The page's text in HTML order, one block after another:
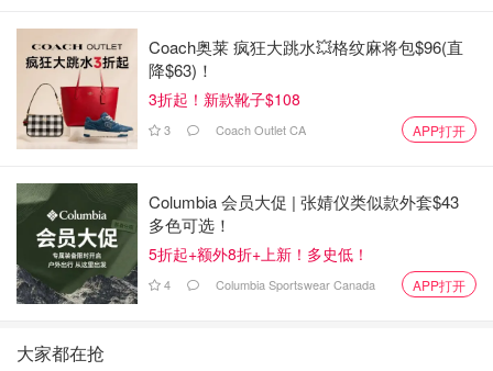
Coach奥莱 疯狂大跳水💥格纹麻将包$96(直
降$63)！
3折起！新款靴子$108
3 Coach Outlet CA APP打开
Columbia 会员大促 | 张婧仪类似款外套$43
多色可选！
5折起+额外8折+上新！多史低！
4 Columbia Sportswear Canada APP打开
大家都在抢